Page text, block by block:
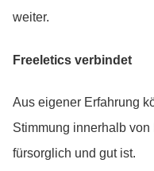
weiter.
Freeletics verbindet
Aus eigener Erfahrung
Stimmung innerhalb
fürsorglich und gut ist.